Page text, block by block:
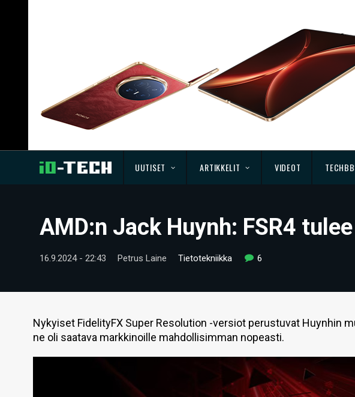
UUTISET ARTIKKELIT VIDEOT
AMD:n Jack Huynh: FSR4
16.9.2024 - 22:43 Petrus Laine Tietotekniikka 6
Nykyiset FidelityFX Super Resolution -versiot perustuvat Huynhin
ne oli saatava markkinoille mahdollisimman nopeasti.